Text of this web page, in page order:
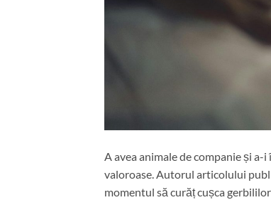
A avea animale de companie și
valoroase. Autorul articolului
momentul să curăț cușca